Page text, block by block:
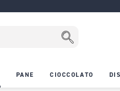
PANE CIOCCOLATO